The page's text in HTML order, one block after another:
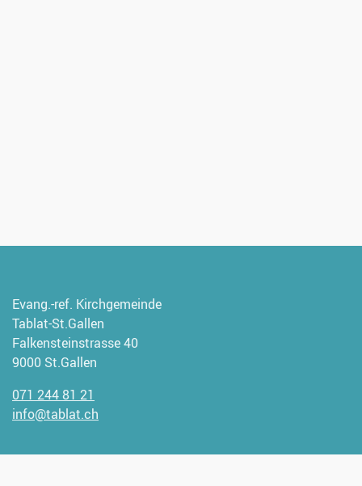
Evang.-ref. Kirchgemeinde
Tablat-St.Gallen
Falkensteinstrasse 40
9000 St.Gallen
071 244 81 21
info@tablat.ch